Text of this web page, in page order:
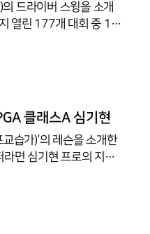
드라이버 스윙을 소개
드를 유지하며 승수 추
민송의 드라이버
클래스A 심기현
습가)’의 레슨을 소개한
면 심기현 프로의 지도